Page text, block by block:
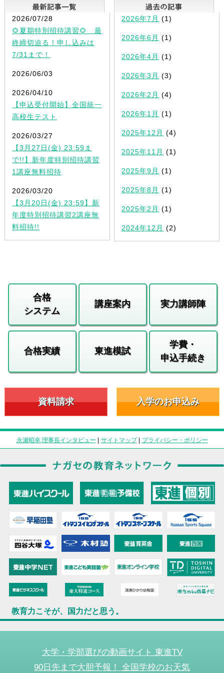
最新記事一覧
2026/07/28
🌻夏期特別招待講習🌻 最
終締切迫る！申し込みは
7/31まで！
2026/06/03
2026/04/10
【申込受付開始】全国統一
高校生テスト
2026/03/27
【3月27日(金) 23:59ま
で!!】新年度特別招待講習
1講座無料招待
2026/03/20
【3月20日(金) 23:59】新
年度特別招待講習2講座無
料招待!!
2026年7月 (1)
2026年6月 (1)
2026年4月 (1)
2026年3月 (3)
2026年2月 (4)
2026年1月 (1)
2025年12月 (4)
2025年11月 (1)
2025年9月 (1)
2025年8月 (1)
2025年2月 (1)
2024年12月 (2)
合格
システム
講座案内 実力講師陣
合格実績 東進模試
学費・
申込手続き
資料請求 入学のお申込み
永瀬昭幸 理事長インタビュー | サイトマップ| プライバシー・ポリシー
教育力こそが、国力だと思う。
大学・学部選びの動画サイト 東進TV
90日先まで大胆予報！ 全国学校のお天気